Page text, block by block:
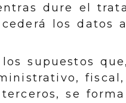
dure el
los datos
los supuestos
se